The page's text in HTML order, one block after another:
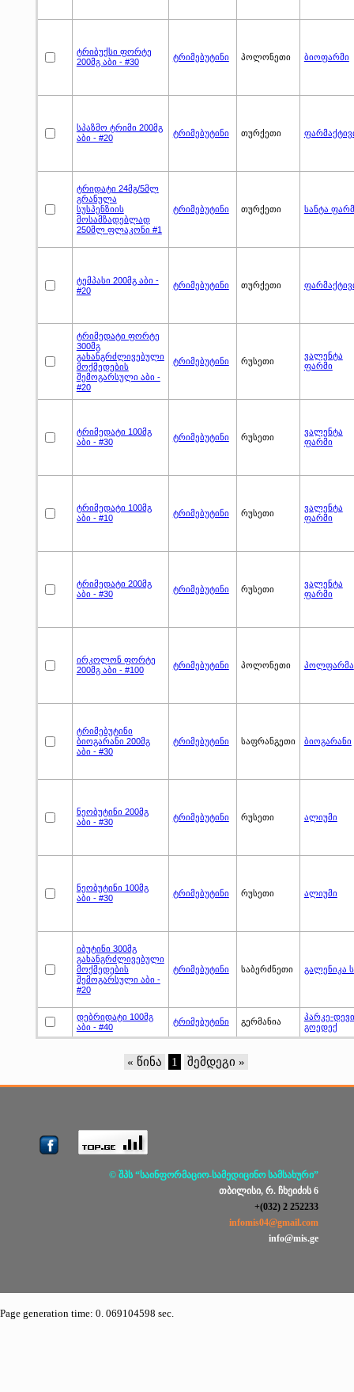
ტრიბუქსი ფორტე
200მგ აბი - #30
ტრიმებუტინი პოლონეთი ბიოფარმი
სპაზმო ტრიმი 200მგ
აბი - #20
ტრიმებუტინი თურქეთი
ტრიდატი 24მგ/5მლ
გრანულა
სუსპენზიის
მოსამზადებლად
250მლ ფლაკონი #1
ტრიმებუტინი თურქეთი სანტა
ტემპასი 200მგ აბი -
#20
ტრიმებუტინი თურქეთი
ტრიმედატი ფორტე
300მგ
გახანგრძლივებული
მოქმედების
შემოგარსული აბი -
#20
ტრიმებუტინი რუსეთი
ვალენტა
ფარმი
ტრიმედატი 100მგ
აბი - #30
ტრიმებუტინი რუსეთი
ვალენტა
ფარმი
ტრიმედატი 100მგ
აბი - #10
ტრიმებუტინი რუსეთი
ვალენტა
ფარმი
ტრიმედატი 200მგ
აბი - #30
ტრიმებუტინი რუსეთი
ვალენტა
ფარმი
ირკოლონ ფორტე
200მგ აბი - #100
ტრიმებუტინი პოლონეთი პოლფარმა
ტრიმებუტინი
ბიოგარანი 200მგ
აბი - #30
ტრიმებუტინი საფრანგეთი ბიოგარანი
ნეობუტინი 200მგ
აბი - #30
ტრიმებუტინი რუსეთი ალიუმი
ნეობუტინი 100მგ
აბი - #30
ტრიმებუტინი რუსეთი ალიუმი
იბუტინი 300მგ
გახანგრძლივებული
მოქმედების
შემოგარსული აბი -
#20
ტრიმებუტინი საბერძნეთი გალენიკა
დებრიდატი 100მგ
აბი - #40
ტრიმებუტინი გერმანია
პარკე-
გოედექ
« წინა 1 შემდეგი »
© შპს “საინფორმაციო-სამედიცინო სამსახური”
თბილისი, რ. ჩხეიძის 6
+(032) 2 252233
infomis04@gmail.com
info@mis.ge
Page generation time: 0. 069104598 sec.